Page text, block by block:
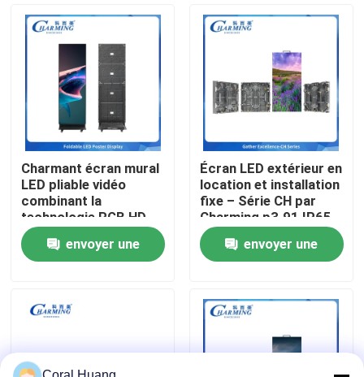
A propos de nous
Visite d'usine
Contrôle de la qualité
Contact
nouvelles
Demande de soumission
Affichage de mur vidéo LED
Charmant écran mural
LED pliable vidéo
combinant la
technologie RGB HD
structure flexible
économie d'énergie et
intégré système de
envoyer une
Écran LED extérieur en
location et installation
fixe – Série CH par
Charming p3.91 IP65
envoyer une